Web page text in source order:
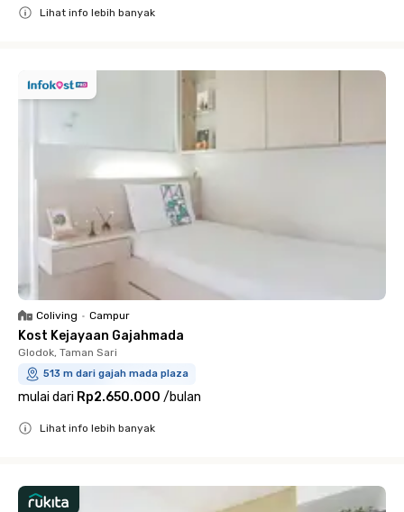
Lihat info lebih banyak
Coliving • Campur
Kost Kejayaan Gajahmada
Glodok, Taman Sari
513 m dari gajah mada plaza
mulai dari Rp2.650.000 /bulan
Lihat info lebih banyak